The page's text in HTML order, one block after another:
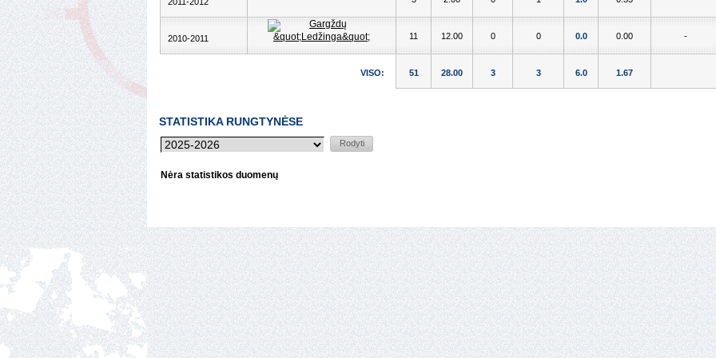
2010-2011 11 12.00 0 0 0.0 0.00 -
VISO: 51 28.00 3 3 6.0 1.67
STATISTIKA RUNGTYNĖSE
Nėra statistikos duomenų